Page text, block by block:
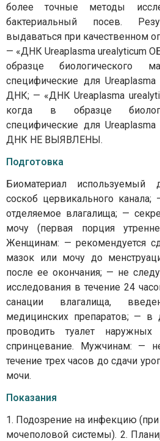
более точные методы
бактериальный посев.
выдаваться при качественном
— «ДНК Ureaplasma urealyticum
образце биологического
специфические для
ДНК; — «ДНК Ureaplasma
когда в образце
специфические для
ДНК НЕ ВЫЯВЛЕНЫ.
Подготовка
Биоматериал используемый
соскоб цервикального
отделяемое влагалища; —
мочу (первая порция
Женщинам: — рекомендуется
мазок или мочу до
после ее окончания; — не
исследования в течение 24
санации влагалища,
медицинских препаратов; — в
проводить туалет
спринцевание. Мужчинам: —
течение трех часов до сдачи
мочи.
Показания
1. Подозрение на инфекцию
мочеполовой системы). 2.